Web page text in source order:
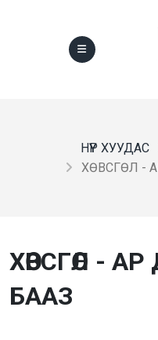
НҮҮР ХУУДАС
ХӨВСГӨЛ -
ХӨВСГӨЛ -
БААЗ